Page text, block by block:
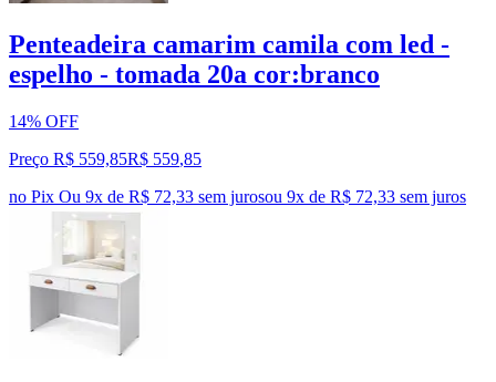
Penteadeira camarim camila com led -
espelho - tomada 20a cor:branco
14% OFF
Preço R$ 559,85R$ 559,85
no Pix Ou 9x de R$ 72,33 sem jurosou 9x de R$ 72,33 sem juros